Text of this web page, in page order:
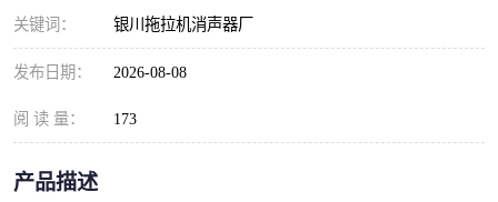
关键词： 银川拖拉机消声器厂
发布日期： 2026-08-08
阅 读 量： 173
产品描述